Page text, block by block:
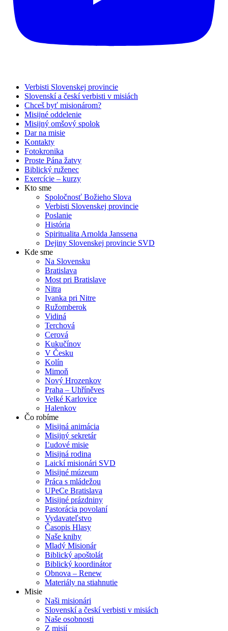
Verbisti Slovenskej provincie
Slovenskí a českí verbisti v misiách
Chceš byť misionárom?
Misijné oddelenie
Misijný omšový spolok
Dar na misie
Kontakty
Fotokronika
Proste Pána žatvy
Biblický ruženec
Exercície – kurzy
Kto sme
Spoločnosť Božieho Slova
Verbisti Slovenskej provincie
Poslanie
História
Spiritualita Arnolda Janssena
Dejiny Slovenskej provincie SVD
Kde sme
Na Slovensku
Bratislava
Most pri Bratislave
Nitra
Ivanka pri Nitre
Ružomberok
Vidiná
Terchová
Cerová
Kukučínov
V Česku
Kolín
Mimoň
Nový Hrozenkov
Praha – Uhříněves
Velké Karlovice
Halenkov
Čo robíme
Misijná animácia
Misijný sekretár
Ľudové misie
Misijná rodina
Laickí misionári SVD
Misijné múzeum
Práca s mládežou
UPeCe Bratislava
Misijné prázdniny
Pastorácia povolaní
Vydavateľstvo
Časopis Hlasy
Naše knihy
Mladý Misionár
Biblický apoštolát
Biblický koordinátor
Obnova – Renew
Materiály na stiahnutie
Misie
Naši misionári
Slovenskí a českí verbisti v misiách
Naše osobnosti
Z misií